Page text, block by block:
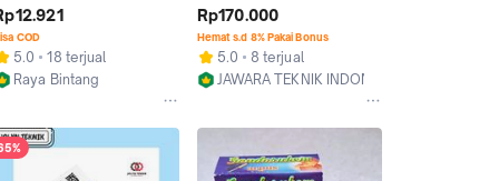
padat gondorukem
rosin flux solder pa
COD
5.0
18 terjual
Raya Bintang
40 & 60 Watt Original
dengan Timah 5 Meter
Arpus Gondorukem &
Grase Fasta Pelengket
Solder Soldering Set
Rp170.000
Hemat s.d 8% Pakai Bonus
5.0
8 terjual
JAWARA TEKNIK INDONESIA